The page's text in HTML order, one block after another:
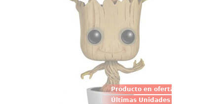
Producto en oferta
Últimas Unidades
Figura de Dancing Groot realizada
en vinilo perteneciente a la línea
Pop! de Funko. La figura tiene una
altura aproximada de 10 cm., y
está basada en la película de
Guardianes de la Galaxia de
Marvel Comics.